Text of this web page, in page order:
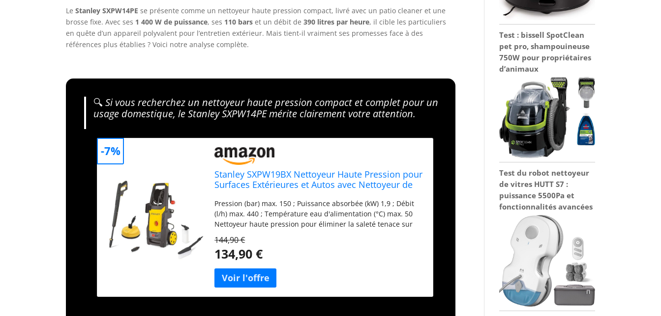
LeStanley SXPW14PE se présente comme un nettoyeur haute pression compact, livré avec un patio cleaner et une
brosse fixe. Avec ses 1 400 W de puissance, ses 110 bars et un débit de390 litres par heure, il cible les particuliers
en quête d’un appareil polyvalent pour l’entretien extérieur. Mais tient-il vraiment ses promesses face à des
références plus établies ? Voici notre analyse complète.
🔍 Si vous recherchez un nettoyeur haute pression compact et complet pour un
usage domestique, le Stanley SXPW14PE mérite clairement votre attention.
Stanley SXPW19BX Nettoyeur Haute Pression pour
Surfaces Extérieures et Autos avec Nettoyeur de
Pression (bar) max. 150 ; Puissance absorbée (kW) 1,9 ; Débit
(l/h) max. 440 ; Température eau d'alimentation (°C) max. 50
Nettoyeur haute pression pour éliminer la saleté tenace sur
sols, les escaliers, les piscines, les outils et les murs
Équipement : pistolet, lance et flexible à haute pression (6 m),
applicable au pistolet, brosse fixe et Patio Cleaner Enrouleur
statique avec système de blocage : après emploi, le flexible
haute pression s'enroule facilement et se range dans le
144,90 €
134,90 €
-7%
Test : bissell SpotClean
pet pro, shampouineuse
750W pour propriétaires
d’animaux
Test du robot nettoyeur
de vitres HUTT S7 :
puissance 5500Pa et
fonctionnalités avancées